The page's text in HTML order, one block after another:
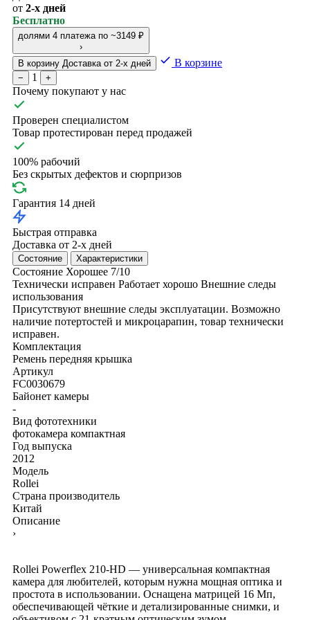
от 2-х дней
Бесплатно
долями 4 платежа по ~3149 ₽
›
В корзину Доставка от 2-х дней В корзине
− 1 +
Почему покупают у нас
Проверен специалистом
Товар протестирован перед продажей
100% рабочий
Без скрытых дефектов и сюрпризов
Гарантия 14 дней
Быстрая отправка
Доставка от 2-х дней
Состояние Характеристики
Состояние Хорошее 7/10
Технически исправен Работает хорошо Внешние следы
использования
Присутствуют внешние следы эксплуатации. Возможно
наличие потертостей и микроцарапин, товар технически
исправен.
Комплектация
Ремень передняя крышка
Артикул
FC0030679
Байонет камеры
-
Вид фототехники
фотокамера компактная
Год выпуска
2012
Модель
Rollei
Страна производитель
Китай
Описание
›
Rollei Powerflex 210-HD — универсальная компактная
камера для любителей, которым нужна мощная оптика и
простота в использовании. Оснащена матрицей 16 Мп,
обеспечивающей чёткие и детализированные снимки, и